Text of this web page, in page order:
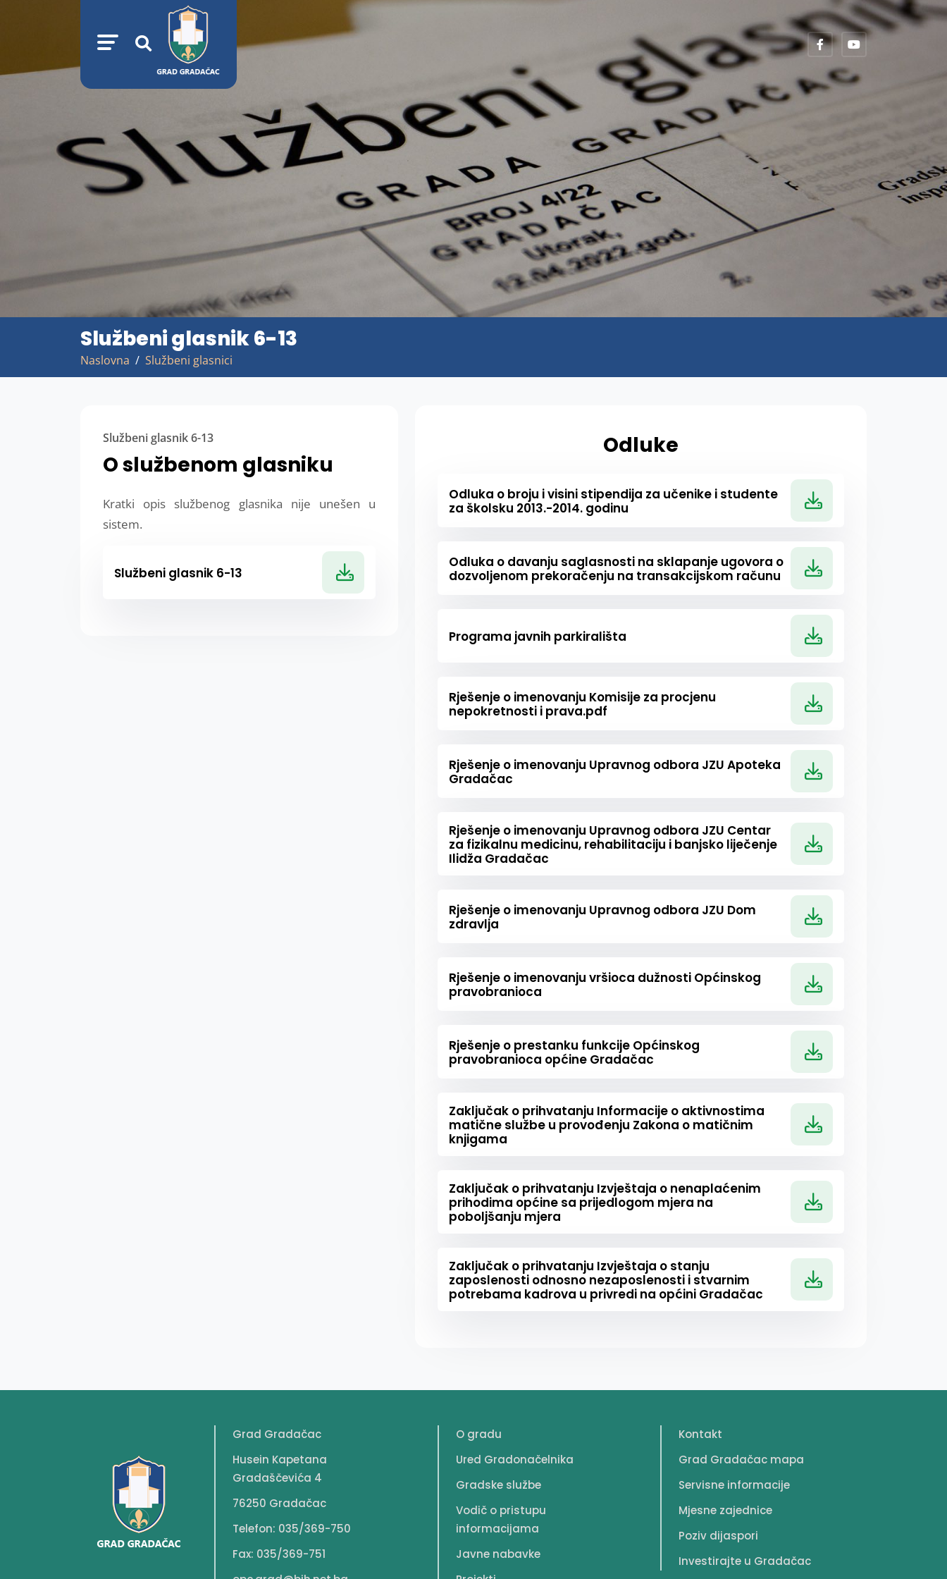
Službeni glasnik 6-13
Naslovna Službeni glasnici
Službeni glasnik 6-13
O službenom glasniku
Kratki opis službenog glasnika nije unešen u
sistem.
Službeni glasnik 6-13
Odluke
Odluka o broju i visini stipendija za učenike i studente
za školsku 2013.-2014. godinu
Odluka o davanju saglasnosti na sklapanje ugovora o
dozvoljenom prekoračenju na transakcijskom računu
Programa javnih parkirališta
Rješenje o imenovanju Komisije za procjenu
nepokretnosti i prava.pdf
Rješenje o imenovanju Upravnog odbora JZU Apoteka
Gradačac
Rješenje o imenovanju Upravnog odbora JZU Centar
za fizikalnu medicinu, rehabilitaciju i banjsko liječenje
Ilidža Gradačac
Rješenje o imenovanju Upravnog odbora JZU Dom
zdravlja
Rješenje o imenovanju vršioca dužnosti Općinskog
pravobranioca
Rješenje o prestanku funkcije Općinskog
pravobranioca općine Gradačac
Zaključak o prihvatanju Informacije o aktivnostima
matične službe u provođenju Zakona o matičnim
knjigama
Zaključak o prihvatanju Izvještaja o nenaplaćenim
prihodima općine sa prijedlogom mjera na
poboljšanju mjera
Zaključak o prihvatanju Izvještaja o stanju
zaposlenosti odnosno nezaposlenosti i stvarnim
potrebama kadrova u privredi na općini Gradačac
Grad Gradačac
Husein Kapetana
Gradaščevića 4
76250 Gradačac
Telefon: 035/369-750
Fax: 035/369-751
O gradu
Ured Gradonačelnika
Gradske službe
Vodič o pristupu
informacijama
Javne nabavke
Kontakt
Grad Gradačac mapa
Servisne informacije
Mjesne zajednice
Poziv dijaspori
Investirajte u Gradačac